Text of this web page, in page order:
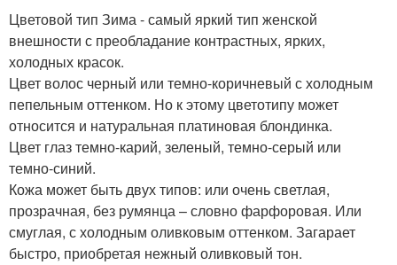
Цветовой тип Зима - самый яркий тип женской
внешности с преобладание контрастных, ярких,
холодных красок.
Цвет волос черный или темно-коричневый с холодным
пепельным оттенком. Но к этому цветотипу может
относится и натуральная платиновая блондинка.
Цвет глаз темно-карий, зеленый, темно-серый или
темно-синий.
Кожа может быть двух типов: или очень светлая,
прозрачная, без румянца – словно фарфоровая. Или
смуглая, с холодным оливковым оттенком. Загарает
быстро, приобретая нежный оливковый тон.